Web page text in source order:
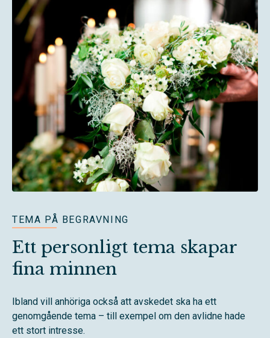
TEMA PÅ BEGRAVNING
Ett personligt tema skapar
fina minnen
Ibland vill anhöriga också att avskedet ska ha ett
genomgående tema – till exempel om den avlidne hade
ett stort intresse.